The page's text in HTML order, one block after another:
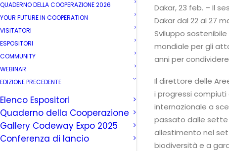
QUADERNO DELLA COOPERAZIONE 2026
YOUR FUTURE IN COOPERATION
VISITATORI
ESPOSITORI
COMMUNITY
WEBINAR
EDIZIONE PRECEDENTE
Elenco Espositori
Quaderno della Cooperazione
Gallery Codeway Expo 2025
Conferenza di lancio
Dakar, 23 feb. – Il
Dakar dal 22 al 27
Sviluppo
mondiale per gli
anni per
Il direttore delle
i progressi compiuti
internazionale a
passato dalle sette
allestimento nel
biodiversità e a